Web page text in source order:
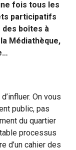
fois tous les
participatifs
des boîtes à
Médiathèque,
On vous
public, pas
du quartier
processus
d’un cahier des